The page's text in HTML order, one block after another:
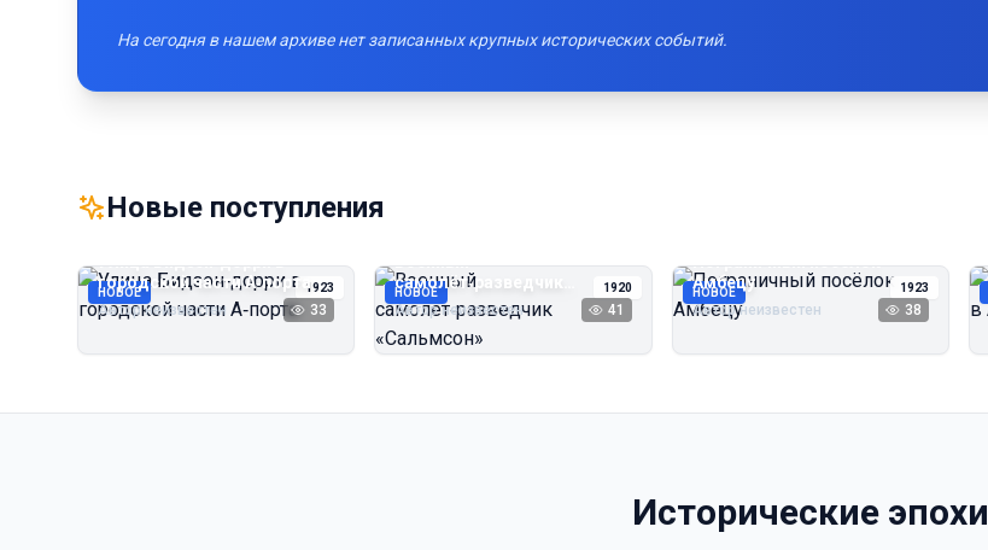
На сегодня в нашем архиве нет записанных крупных исторических событий.
Новые поступления
НОВОЕ 1923
Улица Бидзэн‑дорри в
городской части А‑порта
Автор неизвестен 33
НОВОЕ 1920
Военный
самолёт‑разведчик
«Сальмсон»
Автор неизвестен 41
НОВОЕ 1923
Пограничный посёлок
Амбецу
Автор неизвестен 38
Исторические эпохи